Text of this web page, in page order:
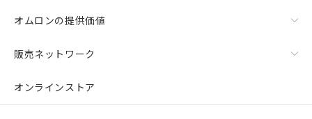
オムロンの提供価値
販売ネットワーク
オンラインストア